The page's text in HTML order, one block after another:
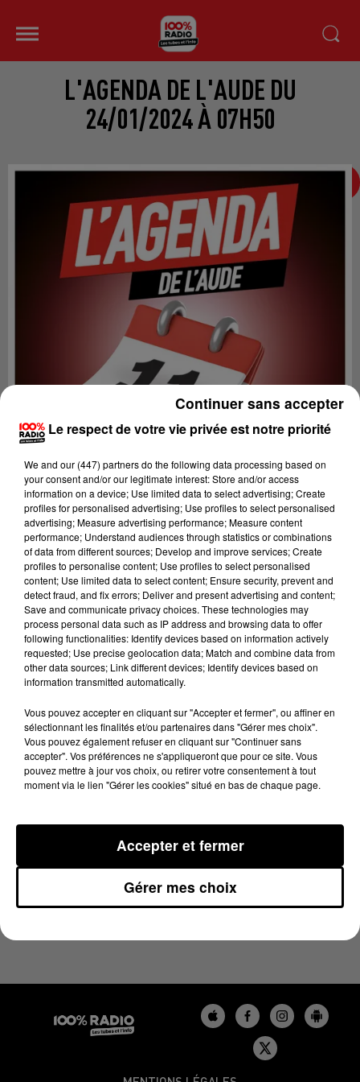
L'AGENDA DE L'AUDE DU
24/01/2024 À 07H50
Lecture (1 min 14 sec)
100%
24 janvier 2024 - 1 min 14 sec
L'AGENDA DE L'AUDE DU 24/01/2024 À 07H50
Le respect de votre vie privée est notre priorité
We and our (447) partnersdo the following data processing based on
your consent and/or our legitimate interest: Store and/or access
information on a device; Use limited data to select advertising; Create
profiles for personalised advertising; Use profiles to select personalised
advertising; Measure advertising performance; Measure content
performance; Understand audiences through statistics or combinations
of data from different sources; Develop and improve services; Create
profiles to personalise content; Use profiles to select personalised
content; Use limited data to select content; Ensure security, prevent and
detect fraud, and fix errors; Deliver and present advertising and content;
Save and communicate privacy choices. These technologies may
process personal data such as IP address and browsing data to offer
following functionalities: Identify devices based on information actively
requested; Use precise geolocation data; Match and combine data from
other data sources; Link different devices; Identify devices based on
information transmitted automatically.
Vous pouvez accepter en cliquant sur "Accepter et fermer", ou affiner en
sélectionnant les finalités et/ou partenaires dans "Gérer mes choix".
Vous pouvez également refuser en cliquant sur "Continuer sans
accepter". Vos préférences ne s'appliqueront que pour ce site. Vous
pouvez mettre à jour vos choix, ou retirer votre consentement à tout
moment via le lien "Gérer les cookies" situé en bas de chaque page.
Gérer mes choix
Accepter et fermer
Continuer sans accepter